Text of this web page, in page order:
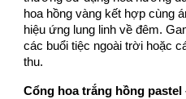
hoa hồng vàng kết hợp cùng
hiệu ứng lung linh về đêm.
các buổi tiệc ngoài trời hoặc
thu.
Cổng hoa trắng hồng